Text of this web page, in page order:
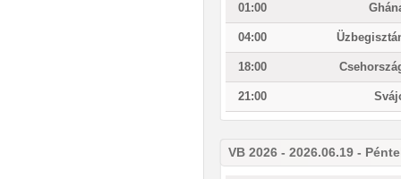
01:00
04:00
18:00
21:00
VB 2026 - 2026.06.19 -